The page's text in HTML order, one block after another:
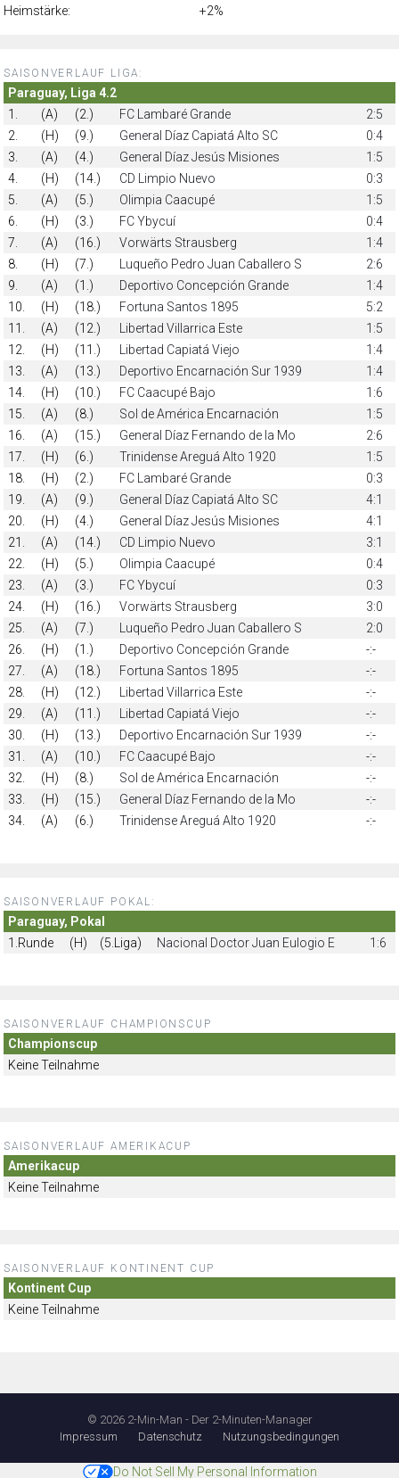
Heimstärke:
+2%
SAISONVERLAUF LIGA:
Paraguay, Liga 4.2
1.
(A) (2.) FC Lambaré Grande
2:5
2.
(H) (9.) General Díaz Capiatá Alto SC
0:4
3.
(A) (4.) General Díaz Jesús Misiones
1:5
4.
(H) (14.) CD Limpio Nuevo
0:3
5.
(A) (5.) Olimpia Caacupé
1:5
6.
(H) (3.) FC Ybycuí
0:4
7.
(A) (16.) Vorwärts Strausberg
1:4
8.
(H) (7.) Luqueño Pedro Juan Caballero S
2:6
9.
(A) (1.) Deportivo Concepción Grande
1:4
10.
(H) (18.) Fortuna Santos 1895
5:2
11.
(A) (12.) Libertad Villarrica Este
1:5
12.
(H) (11.) Libertad Capiatá Viejo
1:4
13.
(A) (13.) Deportivo Encarnación Sur 1939
1:4
14.
(H) (10.) FC Caacupé Bajo
1:6
15.
(A) (8.) Sol de América Encarnación
1:5
16.
(A) (15.) General Díaz Fernando de la Mo
2:6
17.
(H) (6.) Trinidense Areguá Alto 1920
1:5
18.
(H) (2.) FC Lambaré Grande
0:3
19.
(A) (9.) General Díaz Capiatá Alto SC
4:1
20.
(H) (4.) General Díaz Jesús Misiones
4:1
21.
(A) (14.) CD Limpio Nuevo
3:1
22.
(H) (5.) Olimpia Caacupé
0:4
23.
(A) (3.) FC Ybycuí
0:3
24.
(H) (16.) Vorwärts Strausberg
3:0
25.
(A) (7.) Luqueño Pedro Juan Caballero S
2:0
26.
(H) (1.) Deportivo Concepción Grande
-:-
27.
(A) (18.) Fortuna Santos 1895
-:-
28.
(H) (12.) Libertad Villarrica Este
-:-
29.
(A) (11.) Libertad Capiatá Viejo
-:-
30.
(H) (13.) Deportivo Encarnación Sur 1939
-:-
31.
(A) (10.) FC Caacupé Bajo
-:-
32.
(H) (8.) Sol de América Encarnación
-:-
33.
(H) (15.) General Díaz Fernando de la Mo
-:-
34.
(A) (6.) Trinidense Areguá Alto 1920 -:-
SAISONVERLAUF POKAL:
Paraguay, Pokal
1.Runde
(H) (5.Liga) Nacional Doctor Juan Eulogio E 1:6
SAISONVERLAUF CHAMPIONSCUP
Championscup
Keine Teilnahme
SAISONVERLAUF AMERIKACUP
Amerikacup
Keine Teilnahme
SAISONVERLAUF KONTINENT CUP
Kontinent Cup
Keine Teilnahme
© 2026 2-Min-Man - Der 2-Minuten-Manager
Impressum
Datenschutz Nutzungsbedingungen
Do Not Sell My Personal Information